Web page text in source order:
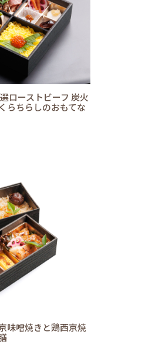
ローストビーフ 炭火
らちらしのおもてな
味噌焼きと鶏西京焼